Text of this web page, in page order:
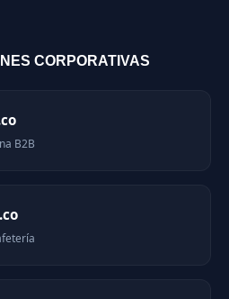
CORPORATIVAS
B2B